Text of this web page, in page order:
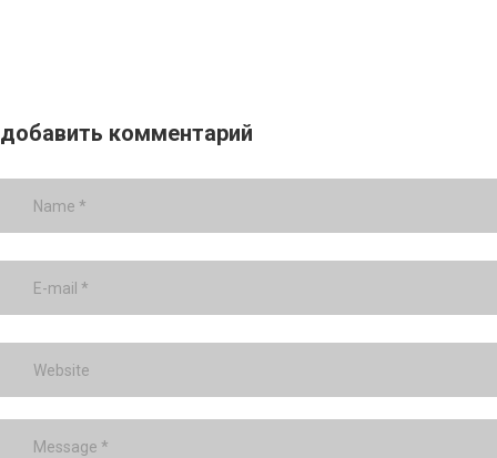
добавить комментарий